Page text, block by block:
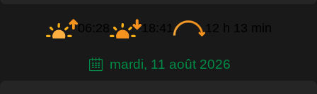
06:28 18:41 12 h 13 min
mardi, 11 août 2026